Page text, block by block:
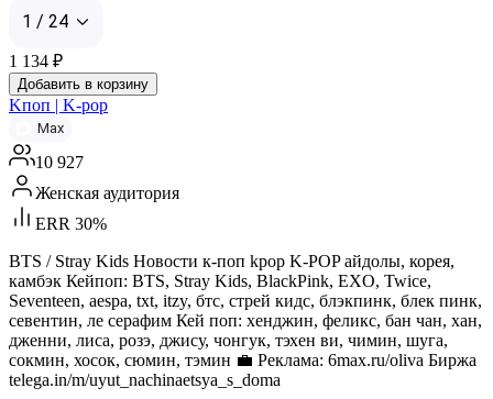
1 / 24
1 134 ₽
Добавить в корзину
Kпоп | K-pop
Max
10 927
Женская аудитория
ERR 30%
BTS / Stray Kids Новости к-поп kpop K-POP айдолы, корея,
камбэк Кейпоп: BTS, Stray Kids, BlackPink, EXO, Twice,
Seventeen, aespa, txt, itzy, бтс, стрей кидс, блэкпинк, блек пинк,
севентин, ле серафим Кей поп: хенджин, феликс, бан чан, хан,
дженни, лиса, розэ, джису, чонгук, тэхен ви, чимин, шуга,
сокмин, хосок, сюмин, тэмин 💼 Реклама: 6max.ru/oliva Биржа
telega.in/m/uyut_nachinaetsya_s_doma